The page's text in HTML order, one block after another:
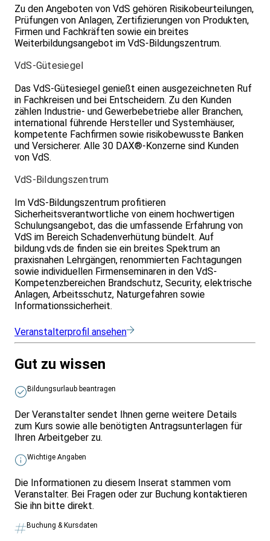
Brandschutzbeauftragten-Grundausbildung erhalten Sie
einen Preisnachlass in Höhe von netto 270,- €!
Für die speziellen Anforderungen an
Brandschutzbeauftragte in Krankenhäusern und
Pflegeeinrichtungen gibt es – nur bei VdS – den
speziellen 2-wöchigen Lehrgang
Brandschutzbeauftragter für Krankenhäuser mit
passgenauen und sehr praxisnahen Inhalten.
Buchungsvarianten
Der Lehrgang Brandschutzbeauftragter setzt sich
zusammen aus Block 1 und Block 2. Diese beiden Blöcke
können auch an unterschiedlichen Lehrgangsorten
besucht werden.E-Learning
einem E-Learning-Bereich, der unter anderem
verschiedene Richtlinien, Gesetze, nützliche
Zusatzinformationen sowie ein Selbstlernmodul für das
wichtige Themenfeld des baulichen Brandschutzes
enthält. Die E-Learning-Umgebung wird laufend
ausgebaut.
Informationen und Beratung
Für alle Fragen zum Thema Brandschutzbeauftragte
sowie zu Inhalten, Ablauf oder Anforderungen des VdS-
Lehrgangs stehen wir Ihnen gern zur Verfügung. Rufen
Sie uns an für eine persönliche Beratung!
Fortbildung von Brandschutzbeaufragten
(BSB) unabdingbar. Hier finden Sie eine Übersicht über
VdS-Lehrgänge und-Fachtagungen, die besonders für die
Zu den Angeboten von VdS gehören Risiko­beurteilungen,
Prüfungen von Anlagen, Zertifizierungen von Produkten,
Firmen und Fachkräften sowie ein breites
Weiterbildungsangebot im VdS-Bildungszentrum.
VdS-Gütesiegel
Das VdS-Gütesiegel genießt einen ausgezeichneten Ruf
in Fachkreisen und bei Entscheidern. Zu den Kunden
zählen Industrie- und Gewerbebetriebe aller Branchen,
international führende Hersteller und Systemhäuser,
kompetente Fachfirmen sowie risikobewusste Banken
und Versicherer. Alle 30 DAX®-Konzerne sind Kunden
von VdS.
VdS-Bildungszentrum
Im VdS-Bildungszentrum profitieren
Sicherheitsverantwortliche von einem hochwertigen
Schulungsangebot, das die umfassende Erfahrung von
VdS im Bereich Schadenverhütung bündelt. Auf
bildung.vds.de finden sie ein breites Spektrum an
praxisnahen Lehrgängen, renommierten Fachtagungen
sowie individuellen Firmenseminaren in den VdS-
Kompetenzbereichen Brandschutz, Security, elektrische
Anlagen, Arbeitsschutz, Naturgefahren sowie
Informationssicherheit.
Veranstalterprofil ansehen
Gut zu wissen
Bildungsurlaub beantragen
Der Veranstalter sendet Ihnen gerne weitere Details
zum Kurs sowie alle benötigten Antragsunterlagen für
Ihren Arbeitgeber zu.
Wichtige Angaben
Die Informationen zu diesem Inserat stammen vom
Veranstalter. Bei Fragen oder zur Buchung kontaktieren
Sie ihn bitte direkt.
Buchung & Kursdaten